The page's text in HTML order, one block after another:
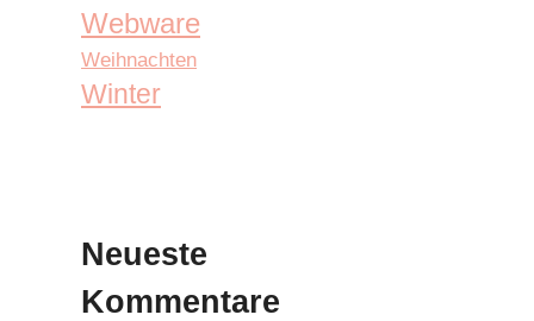
Webware
Weihnachten
Winter
Neueste
Kommentare